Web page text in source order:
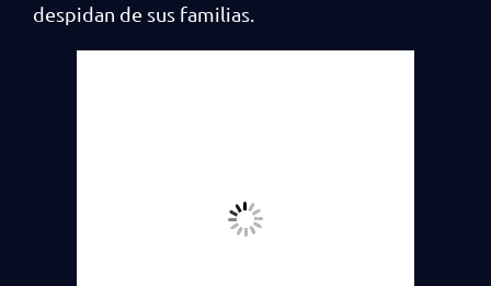
despidan de sus familias.